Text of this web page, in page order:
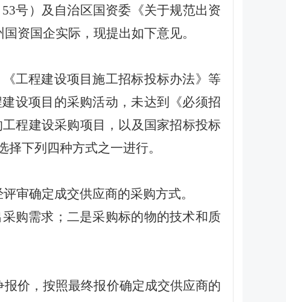
号）及自治区国资委《关于规范出资
资国企实际，现提出如下意见。
工程建设项目施工招标投标办法》等
设项目的采购活动，未达到《必须招
程建设采购项目，以及国家招标投标
下列四种方式之一进行。
审确定成交供应商的采购方式。
购需求；二是采购标的物的技术和质
价，按照最终报价确定成交供应商的